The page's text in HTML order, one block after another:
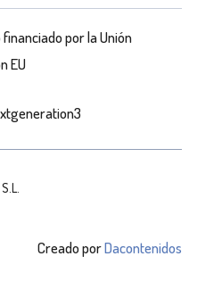
por la Unión
EU
Creado porDacontenidos